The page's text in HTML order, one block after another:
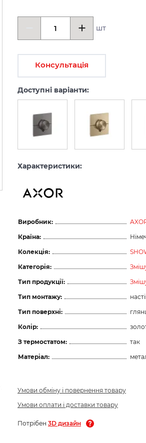
шт
Консультація
Доступні варіанти:
Характеристики:
Виробник:
Країна:
Колекція:
Категорія:
Тип продукції:
Тип монтажу:
Тип поверхні:
Колір:
З термостатом:
так
Матеріал:
Умови обміну і повернення товару
Умови оплати і доставки товару
Потрібен 3D дизайн